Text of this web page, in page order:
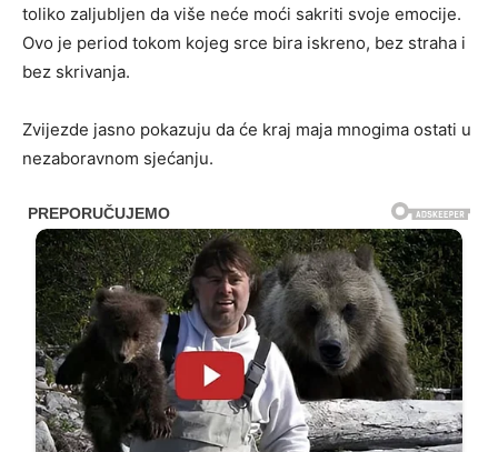
toliko zaljubljen da više neće moći sakriti svoje emocije.
Ovo je period tokom kojeg srce bira iskreno, bez straha i
bez skrivanja.
Zvijezde jasno pokazuju da će kraj maja mnogima ostati u
nezaboravnom sjećanju.